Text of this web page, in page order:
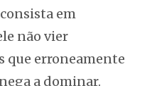
em
não vier
que erroneamente
a dominar.